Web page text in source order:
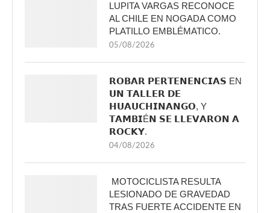
LUPITA VARGAS RECONOCE
AL CHILE EN NOGADA COMO
PLATILLO EMBLÉMATICO.
05/08/2026
𝗥𝗢𝗕𝗔𝗥 𝗣𝗘𝗥𝗧𝗘𝗡𝗘𝗡𝗖𝗜𝗔𝗦 EN
𝗨𝗡 𝗧𝗔𝗟𝗟𝗘𝗥 𝗗𝗘
𝗛𝗨𝗔𝗨𝗖𝗛𝗜𝗡𝗔𝗡𝗚𝗢, Y
𝗧𝗔𝗠𝗕𝗜É𝗡 𝗦𝗘 𝗟𝗟𝗘𝗩𝗔𝗥𝗢𝗡 𝗔
𝗥𝗢𝗖𝗞𝗬.
04/08/2026
MOTOCICLISTA RESULTA
LESIONADO DE GRAVEDAD
TRAS FUERTE ACCIDENTE EN